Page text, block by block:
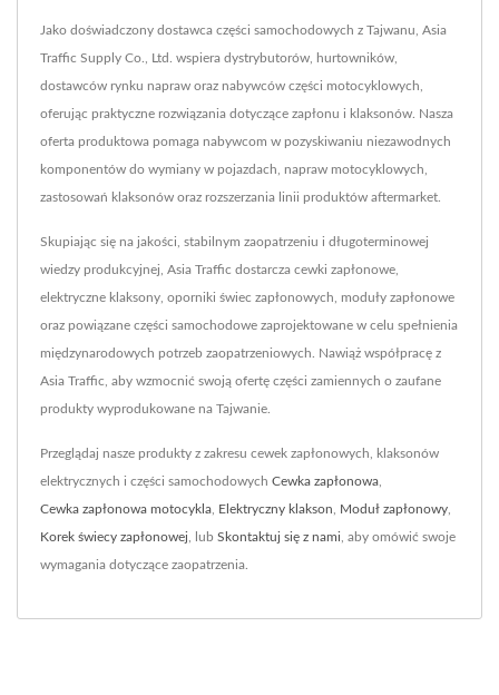
Jako doświadczony dostawca części samochodowych z Tajwanu, Asia
Traffic Supply Co., Ltd. wspiera dystrybutorów, hurtowników,
dostawców rynku napraw oraz nabywców części motocyklowych,
oferując praktyczne rozwiązania dotyczące zapłonu i klaksonów. Nasza
oferta produktowa pomaga nabywcom w pozyskiwaniu niezawodnych
komponentów do wymiany w pojazdach, napraw motocyklowych,
zastosowań klaksonów oraz rozszerzania linii produktów aftermarket.
Skupiając się na jakości, stabilnym zaopatrzeniu i długoterminowej
wiedzy produkcyjnej, Asia Traffic dostarcza cewki zapłonowe,
elektryczne klaksony, oporniki świec zapłonowych, moduły zapłonowe
oraz powiązane części samochodowe zaprojektowane w celu spełnienia
międzynarodowych potrzeb zaopatrzeniowych. Nawiąż współpracę z
Asia Traffic, aby wzmocnić swoją ofertę części zamiennych o zaufane
produkty wyprodukowane na Tajwanie.
Przeglądaj nasze produkty z zakresu cewek zapłonowych, klaksonów
elektrycznych i części samochodowych Cewka zapłonowa
Cewka zapłonowa motocykla Elektryczny klakson Moduł zapłonowy
Korek świecy zapłonowej , lub Skontaktuj się z nami , aby omówić swoje
wymagania dotyczące zaopatrzenia.